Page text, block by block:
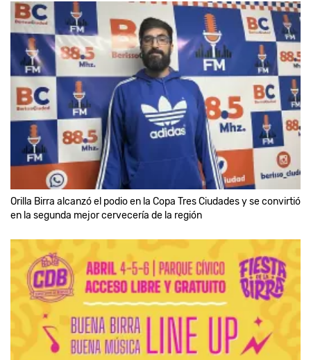
Orilla Birra alcanzó el podio en la Copa Tres Ciudades y se convirtió
en la segunda mejor cervecería de la región